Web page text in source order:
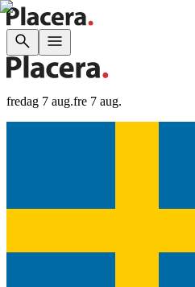
fredag 7 aug.fre 7 aug.